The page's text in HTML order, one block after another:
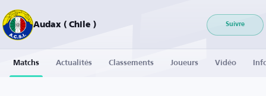
Audax ( Chile ) Suivre
Matchs Actualités Classements Joueurs Vidéo